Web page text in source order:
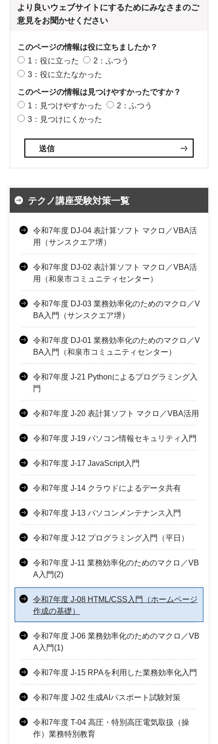
より良いウェブサイトにするためにみなさまのご
意見をお聞かせください
このページの情報は役に立ちましたか？
1：役に立った
2：ふつう
3：役に立たなかった
このページの情報は見つけやすかったですか？
1：見つけやすかった
2：ふつう
3：見つけにくかった
テクノ講座受験対策一覧
令和7年度 DJ-04 表計算ソフト マクロ／VBA活
用（サンスクエア堺）
令和7年度 DJ-02 表計算ソフト マクロ／VBA活
用（和泉市コミュニティセンター）
令和7年度 DJ-03 業務効率化のためのマクロ／V
BA入門（サンスクエア堺）
令和7年度 DJ-01 業務効率化のためのマクロ／V
BA入門（和泉市コミュニティセンター）
令和7年度 J-21 Pythonによるプログラミング入
門
令和7年度 J-20 表計算ソフト マクロ／VBA活用
令和7年度 J-19 パソコン情報セキュリティ入門
令和7年度 J-17 JavaScript入門
令和7年度 J-14 クラウドによるデータ共有
令和7年度 J-13 パソコンメンテナンス入門
令和7年度 J-12 プログラミング入門（平日）
令和7年度 J-11 業務効率化のためのマクロ／VB
A入門(2)
令和7年度 J-08 HTML/CSS入門（ホームページ
作成の基礎）
令和7年度 J-06 業務効率化のためのマクロ／VB
A入門(1)
令和7年度 J-15 RPAを利用した業務効率化入門
令和7年度 J-02 生成AIパスポート試験対策
令和7年度 T-04 高圧・特別高圧電気取扱（操
作）業務特別教育